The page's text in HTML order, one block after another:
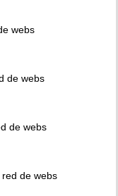
webs
de webs
de webs
de webs